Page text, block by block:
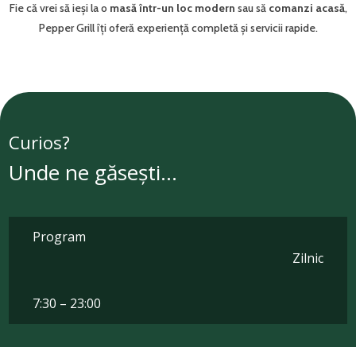
Fie că vrei să ieși la o masă într-un loc modern sau să comanzi acasă,
Pepper Grill îți oferă experiență completă și servicii rapide.
Curios?
Unde ne găsești…
Program
Zilnic
7:30 – 23:00